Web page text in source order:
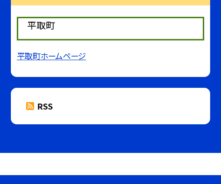
平取町
平取町ホームページ
RSS